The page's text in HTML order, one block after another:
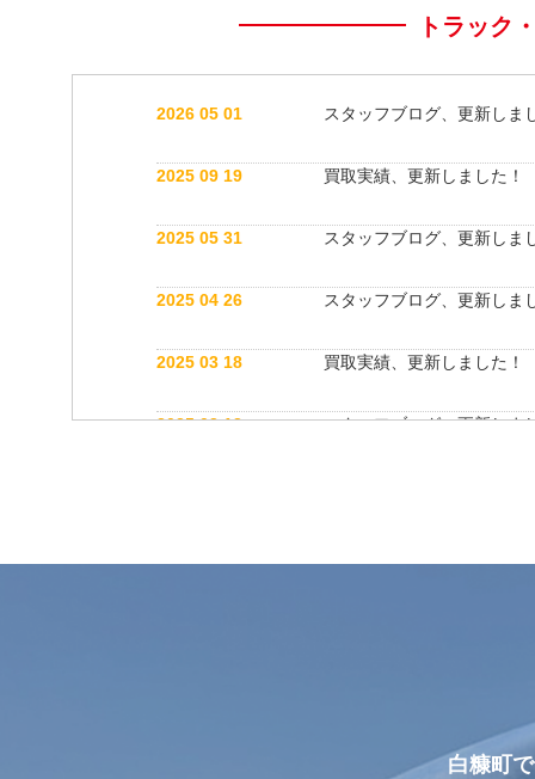
トラック
2026 05 01 スタッフブログ、更新しま
2025 09 19 買取実績、更新しました！
2025 05 31 スタッフブログ、更新しま
2025 04 26 スタッフブログ、更新しま
2025 03 18 買取実績、更新しました！
2025 03 12 スタッフブログ、更新しま
白糠町